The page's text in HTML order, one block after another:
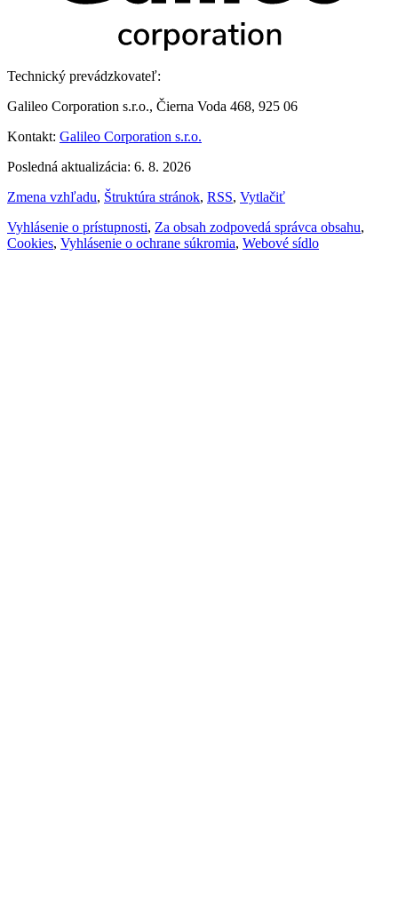
Technický prevádzkovateľ:
Galileo Corporation s.r.o., Čierna Voda 468, 925 06
Kontakt: Galileo Corporation s.r.o.
Posledná aktualizácia: 6. 8. 2026
Zmena vzhľadu, Štruktúra stránok, RSS, Vytlačiť
Vyhlásenie o prístupnosti, Za obsah zodpovedá správca obsahu,
Cookies, Vyhlásenie o ochrane súkromia, Webové sídlo